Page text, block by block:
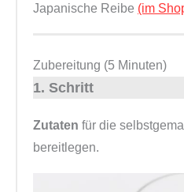
Japanische Reibe (im
Zubereitung (5 Minuten)
1. Schritt
Zutaten für die
bereitlegen.